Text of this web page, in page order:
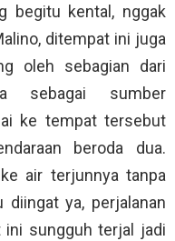
begitu kental, nggak
ditempat ini juga
oleh sebagian dari
sebagai sumber
ke tempat tersebut
beroda dua.
air terjunnya tanpa
diingat ya, perjalanan
sungguh terjal jadi